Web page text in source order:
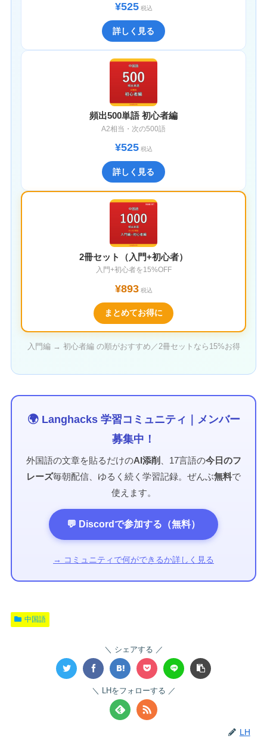
¥525税込
詳しく見る
頻出500単語 初心者編
A2相当・次の500語
¥525税込
詳しく見る
2冊セット（入門+初心者）
入門+初心者を15%OFF
¥893税込
まとめてお得に
入門編 → 初心者編 の順がおすすめ／2冊セットなら15%お得
🌍 Langhacks 学習コミュニティ｜メンバー
募集中！
外国語の文章を貼るだけのAI添削 、17言語の今日のフ
レーズ毎朝配信、ゆるく続く学習記録。ぜんぶ無料で
使えます。
💬 Discordで参加する（無料）
→ コミュニティで何ができるか詳しく見る
中国語
シェアする
LHをフォローする
LH